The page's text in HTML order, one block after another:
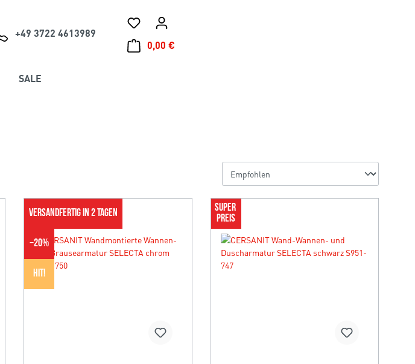
+49 3722 4613989
0,00 €
SALE
VERSANDFERTIG IN 2 TAGEN
−20%
HIT!
SUPER
PREIS